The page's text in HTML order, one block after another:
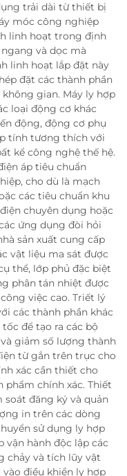
trải dài từ thiết bị
móc công nghiệp
linh hoạt trong định
và dọc mà
linh hoạt lắp đặt này
đặt các thành phần
gian. Máy ly hợp
loại động cơ khác
động, động cơ phụ
tính tương thích với
kể công nghệ thế hệ.
áp tiêu chuẩn
cho dù là mạch
các tiêu chuẩn khu
chuyên dụng hoặc
ứng dụng đòi hỏi
sản xuất cung cấp
vật liệu ma sát được
thể, lớp phủ đặc biệt
phân tán nhiệt được
việc cao. Triết lý
các thành phần khác
để tạo ra các bộ
giảm số lượng thành
từ gắn trên trục cho
xác cần thiết cho
phẩm chính xác. Thiết
soát đăng ký và quản
in trên các dòng
sử dụng ly hợp
vận hành độc lập các
chảy và tích lũy vật
điều khiển ly hợp